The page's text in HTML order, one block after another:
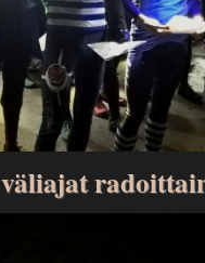
väliajat